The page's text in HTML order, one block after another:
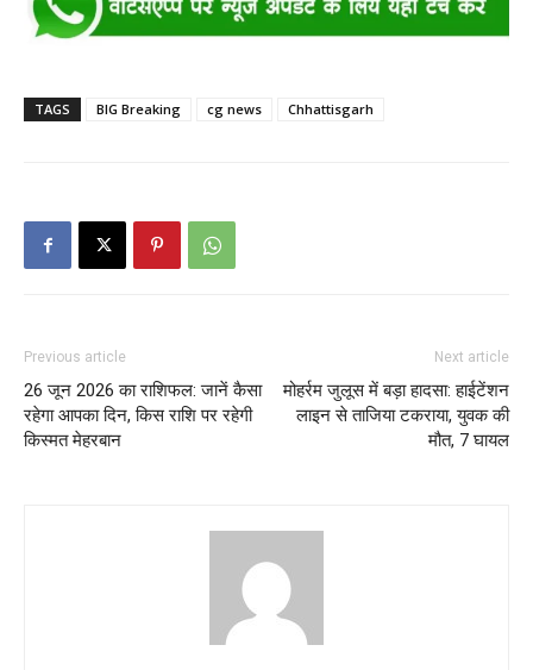
TAGS BIG Breaking cg news Chhattisgarh
Previous article
26 जून 2026 का राशिफल: जानें कैसा
रहेगा आपका दिन, किस राशि पर रहेगी
किस्मत मेहरबान
Next article
मोहर्रम जुलूस में बड़ा हादसा: हाईटेंशन
लाइन से ताजिया टकराया, युवक की
मौत, 7 घायल